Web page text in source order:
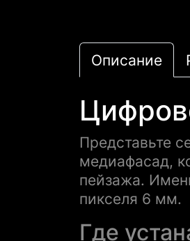
Описание
Представьте
медиафасад,
пейзажа.
пикселя 6 мм.
Где